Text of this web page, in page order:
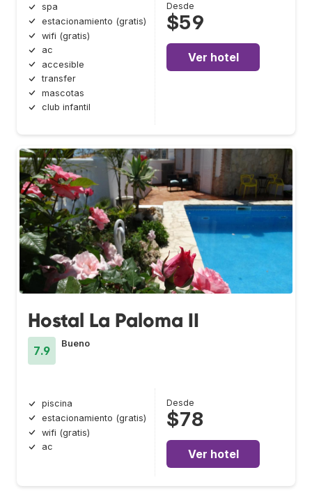
spa
estacionamiento (gratis)
wifi (gratis)
ac
accesible
transfer
mascotas
club infantil
Desde
$59
Ver hotel
Hostal La Paloma II
7.9
Bueno
piscina
estacionamiento (gratis)
wifi (gratis)
ac
Desde
$78
Ver hotel